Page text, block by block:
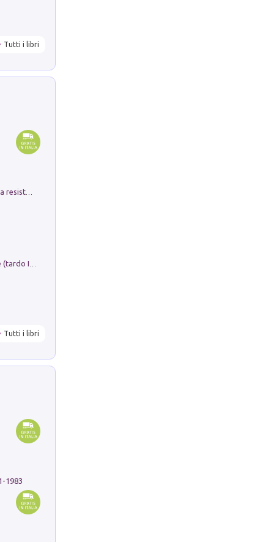
Tutti i libri
Memorial Santa Giulia. Sculture per la resistenza Monchio di Palagano
Tutti i libri
1983